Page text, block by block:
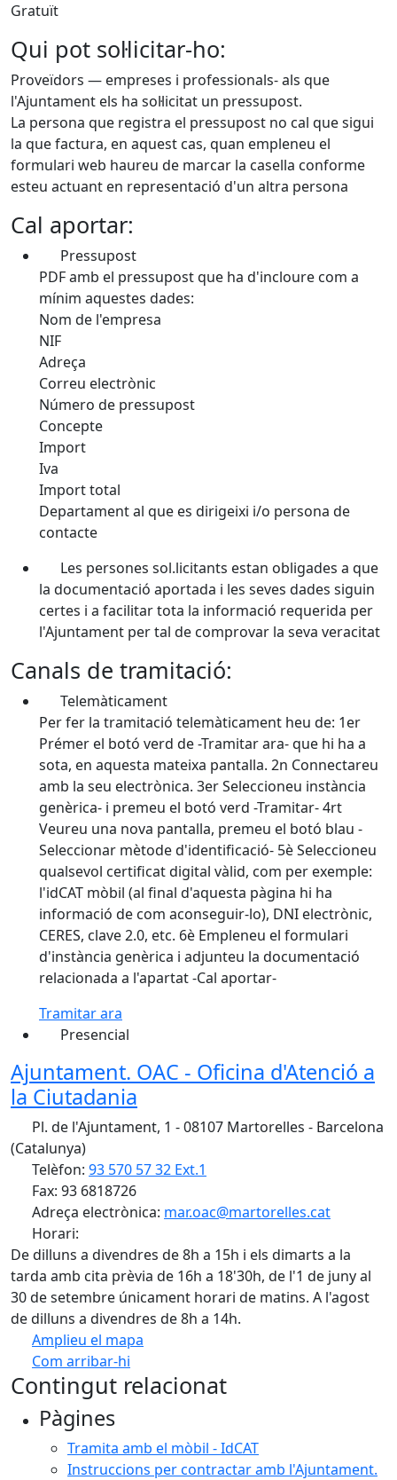
Gratuït
Qui pot sol·licitar-ho:
Proveïdors — empreses i professionals- als que
l'Ajuntament els ha sol·licitat un pressupost.
La persona que registra el pressupost no cal que sigui
la que factura, en aquest cas, quan empleneu el
formulari web haureu de marcar la casella conforme
esteu actuant en representació d'un altra persona
Cal aportar:
Pressupost
PDF amb el pressupost que ha d'incloure com a
mínim aquestes dades:
Nom de l'empresa
NIF
Adreça
Correu electrònic
Número de pressupost
Concepte
Import
Iva
Import total
Departament al que es dirigeixi i/o persona de
contacte
Les persones sol.licitants estan obligades a que
la documentació aportada i les seves dades siguin
certes i a facilitar tota la informació requerida per
l'Ajuntament per tal de comprovar la seva veracitat
Canals de tramitació:
Telemàticament
Per fer la tramitació telemàticament heu de: 1er
Prémer el botó verd de -Tramitar ara- que hi ha a
sota, en aquesta mateixa pantalla. 2n Connectareu
amb la seu electrònica. 3er Seleccioneu instància
genèrica- i premeu el botó verd -Tramitar- 4rt
Veureu una nova pantalla, premeu el botó blau -
Seleccionar mètode d'identificació- 5è Seleccioneu
qualsevol certificat digital vàlid, com per exemple:
l'idCAT mòbil (al final d'aquesta pàgina hi ha
informació de com aconseguir-lo), DNI electrònic,
CERES, clave 2.0, etc. 6è Empleneu el formulari
d'instància genèrica i adjunteu la documentació
relacionada a l'apartat -Cal aportar-
Tramitar ara
Presencial
Ajuntament. OAC - Oficina d'Atenció a
la Ciutadania
Pl. de l'Ajuntament, 1 - 08107 Martorelles - Barcelona
(Catalunya)
Telèfon: 93 570 57 32 Ext.1
Fax: 93 6818726
Adreça electrònica: mar.oac@martorelles.cat
Horari:
De dilluns a divendres de 8h a 15h i els dimarts a la
tarda amb cita prèvia de 16h a 18'30h, de l'1 de juny al
30 de setembre únicament horari de matins. A l'agost
de dilluns a divendres de 8h a 14h.
Amplieu el mapa
Com arribar-hi
+
Contingut relacionat
Pàgines
Tramita amb el mòbil - IdCAT
Instruccions per contractar amb l'Ajuntament.